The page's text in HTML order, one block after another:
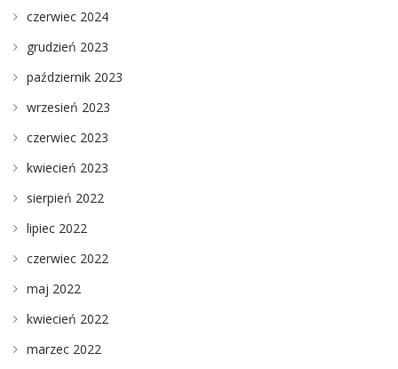
czerwiec 2024
grudzień 2023
październik 2023
wrzesień 2023
czerwiec 2023
kwiecień 2023
sierpień 2022
lipiec 2022
czerwiec 2022
maj 2022
kwiecień 2022
marzec 2022